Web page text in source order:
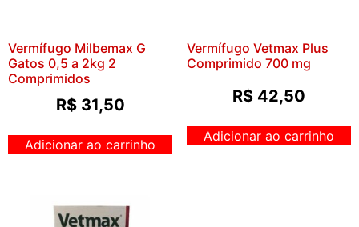
Vermífugo Milbemax G
Gatos 0,5 a 2kg 2
Comprimidos
R$31,50
Adicionar ao carrinho
Vermífugo Vetmax Plus
Comprimido 700 mg
R$42,50
Adicionar ao carrinho